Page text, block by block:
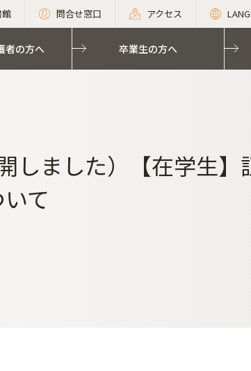
問合せ窓口 アクセス
者の方へ 卒業生の方へ
開しました）【在学生
て